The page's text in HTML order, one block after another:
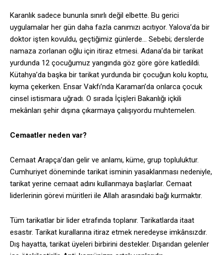
Karanlık sadece bununla sınırlı değil elbette. Bu gerici
uygulamalar her gün daha fazla canımızı acıtıyor. Yalova’da bir
doktor işten kovuldu, geçtiğimiz günlerde… Sebebi; derslerde
namaza zorlanan oğlu için itiraz etmesi. Adana’da bir tarikat
yurdunda 12 çocuğumuz yangında göz göre göre katledildi.
Kütahya’da başka bir tarikat yurdunda bir çocuğun kolu koptu,
kıyma çekerken. Ensar Vakfı’nda Karaman’da onlarca çocuk
cinsel istismara uğradı. O sırada İçişleri Bakanlığı içkili
mekânları şehir dışına çıkarmaya çalışıyordu muhtemelen.
Cemaatler neden var?
Cemaat Arapça’dan gelir ve anlamı, küme, grup topluluktur.
Cumhuriyet döneminde tarikat isminin yasaklanması nedeniyle,
tarikat yerine cemaat adını kullanmaya başlarlar. Cemaat
liderlerinin görevi müritleri ile Allah arasındaki bağı kurmaktır.
Tüm tarikatlar bir lider etrafında toplanır. Tarikatlarda itaat
esastır. Tarikat kurallarına itiraz etmek neredeyse imkânsızdır.
Dış hayatta, tarikat üyeleri birbirini destekler. Dışarıdan gelenler